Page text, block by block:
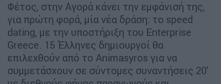
Φέτος, στην Αγορά κάνει την εμφάνισή της,
για πρώτη φορά, μία νέα δράση: το speed
dating, με την υποστήριξη του Enterprise
Greece. 15 Έλληνες δημιουργοί θα
επιλεχθούν από το Animasyros για να
συμμετάσχουν σε σύντομες συναντήσεις 20’